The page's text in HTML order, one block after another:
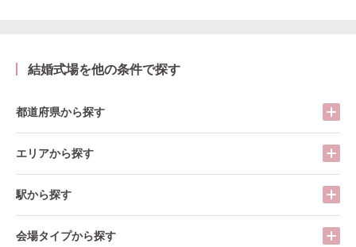
結婚式場を他の条件で探す
都道府県から探す
エリアから探す
駅から探す
会場タイプから探す